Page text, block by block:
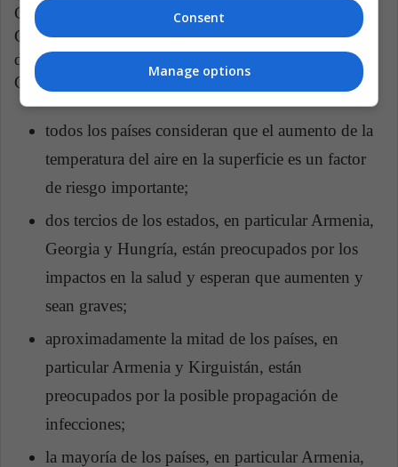
Convención Marco de las Naciones Unidas sobre el
Cambio Climático (CMNUCC), Safonov encontró
diferencias significativas entre los países de
CEECCAA, así como algunas tendencias comunes:
todos los países consideran que el aumento de la
temperatura del aire en la superficie es un factor
de riesgo importante;
dos tercios de los estados, en particular Armenia,
Georgia y Hungría, están preocupados por los
impactos en la salud y esperan que aumenten y
sean graves;
aproximadamente la mitad de los países, en
particular Armenia y Kirguistán, están
preocupados por la posible propagación de
infecciones;
la mayoría de los países, en particular Armenia,
Consent
Manage options